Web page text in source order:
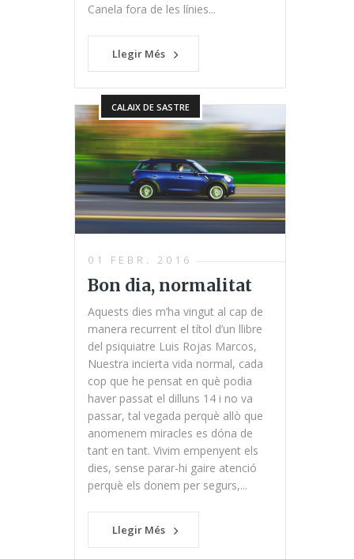
Canela fora de les línies...
Llegir Més
CALAIX DE SASTRE
01 FEBR. 2016
Bon dia, normalitat
Aquests dies m’ha vingut al cap de
manera recurrent el títol d’un llibre
del psiquiatre Luis Rojas Marcos,
Nuestra incierta vida normal, cada
cop que he pensat en què podia
haver passat el dilluns 14 i no va
passar, tal vegada perquè allò que
anomenem miracles es dóna de
tant en tant. Vivim empenyent els
dies, sense parar-hi gaire atenció
perquè els donem per segurs,...
Llegir Més